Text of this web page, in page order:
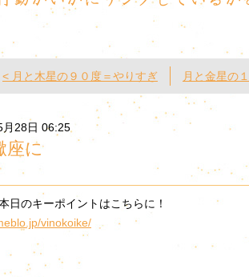
< 月と木星の９０度＝やりすぎ 月と金星の
月28日 06:25
座に
日のキーポイントはこちらに！
vinokoike/